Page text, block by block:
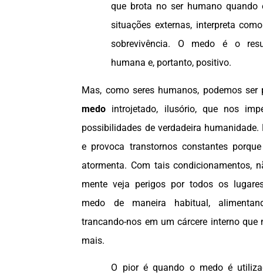
que brota no ser humano quando
situações externas, interpreta
sobrevivência. O medo é o
humana e, portanto, positivo.
Mas, como seres humanos, podemos
medo introjetado, ilusório, que nos
possibilidades de verdadeira
e provoca transtornos constantes
atormenta. Com tais condicionamentos,
mente veja perigos por todos os
medo de maneira habitual,
trancando-nos em um cárcere interno que
mais.
O pior é quando o medo é